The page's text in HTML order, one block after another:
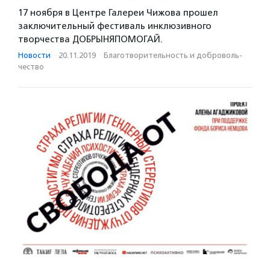
17 ноября в Центре Галереи Чижова прошел
заключительный фестиваль инклюзивного
творчества ДОБРЫНЯПОМОГАЙ.
Новости · 20.11.2019 · Благотвори­тель­ность и доброволь­
чест­во